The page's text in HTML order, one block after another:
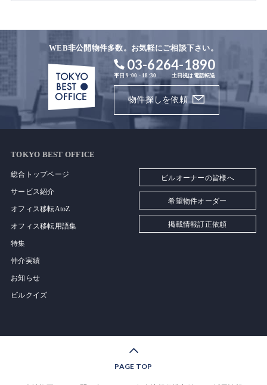
WEB非公開物件多数。お気軽にご相談下さい。
03-6264-1890
平日 9:00 - 18:30 土日祝は電話転送
物件探しを依頼
TOKYO BEST OFFICE
総合トップページ
サービス紹介
オフィス移転AtoZ
オフィス移転用語集
特集
仲介実績
お知らせ
ビルクイズ
ビルオーナーの皆様へ
希望物件オーダー
掲載情報訂正依頼
PAGE TOP